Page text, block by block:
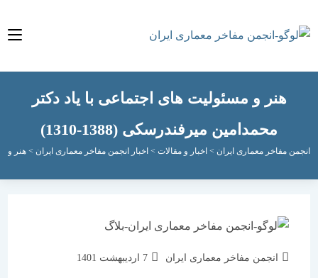
هنر و مسئولیت های اجتماعی با یاد دکتر
محمدامین میرفندرسکی (1388-1310)
مفاخر معماری ایران > اخبار و مقالات>اخبار انجمن مفاخر معماری ایران > هنر و مسئولیت
انجمن مفاخر معماری ایران
نوشته
7 اردیبهشت 1401